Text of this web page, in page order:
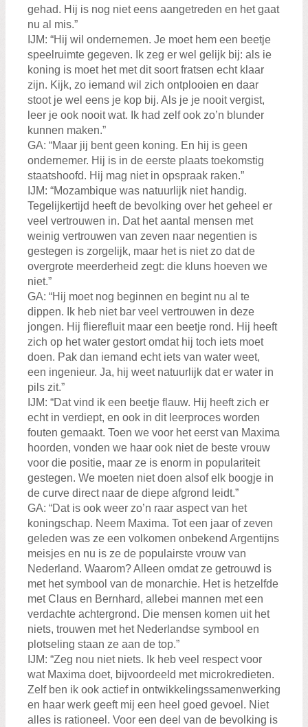
gehad. Hij is nog niet eens aangetreden en het gaat
nu al mis.”
IJM: “Hij wil ondernemen. Je moet hem een beetje
speelruimte gegeven. Ik zeg er wel gelijk bij: als ie
koning is moet het met dit soort fratsen echt klaar
zijn. Kijk, zo iemand wil zich ontplooien en daar
stoot je wel eens je kop bij. Als je je nooit vergist,
leer je ook nooit wat. Ik had zelf ook zo’n blunder
kunnen maken.”
GA: “Maar jij bent geen koning. En hij is geen
ondernemer. Hij is in de eerste plaats toekomstig
staatshoofd. Hij mag niet in opspraak raken.”
IJM: “Mozambique was natuurlijk niet handig.
Tegelijkertijd heeft de bevolking over het geheel er
veel vertrouwen in. Dat het aantal mensen met
weinig vertrouwen van zeven naar negentien is
gestegen is zorgelijk, maar het is niet zo dat de
overgrote meerderheid zegt: die kluns hoeven we
niet.”
GA: “Hij moet nog beginnen en begint nu al te
dippen. Ik heb niet bar veel vertrouwen in deze
jongen. Hij flierefluit maar een beetje rond. Hij heeft
zich op het water gestort omdat hij toch iets moet
doen. Pak dan iemand echt iets van water weet,
een ingenieur. Ja, hij weet natuurlijk dat er water in
pils zit.”
IJM: “Dat vind ik een beetje flauw. Hij heeft zich er
echt in verdiept, en ook in dit leerproces worden
fouten gemaakt. Toen we voor het eerst van Maxima
hoorden, vonden we haar ook niet de beste vrouw
voor die positie, maar ze is enorm in populariteit
gestegen. We moeten niet doen alsof elk boogje in
de curve direct naar de diepe afgrond leidt.”
GA: “Dat is ook weer zo’n raar aspect van het
koningschap. Neem Maxima. Tot een jaar of zeven
geleden was ze een volkomen onbekend Argentijns
meisjes en nu is ze de populairste vrouw van
Nederland. Waarom? Alleen omdat ze getrouwd is
met het symbool van de monarchie. Het is hetzelfde
met Claus en Bernhard, allebei mannen met een
verdachte achtergrond. Die mensen komen uit het
niets, trouwen met het Nederlandse symbool en
plotseling staan ze aan de top.”
IJM: “Zeg nou niet niets. Ik heb veel respect voor
wat Maxima doet, bijvoordeeld met microkredieten.
Zelf ben ik ook actief in ontwikkelingssamenwerking
en haar werk geeft mij een heel goed gevoel. Niet
alles is rationeel. Voor een deel van de bevolking is